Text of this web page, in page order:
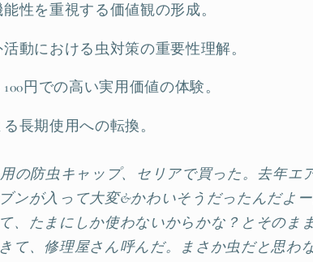
性を重視する価値観の形成。
活動における虫対策の重要性理解。
100円での高い実用価値の体験。
長期使用への転換。
の防虫キャップ、セリアで買った。去年エ
ンが入って大変&かわいそうだったんだよー
、たまにしか使わないからかな？とそのま
て、修理屋さん呼んだ。まさか虫だと思わ